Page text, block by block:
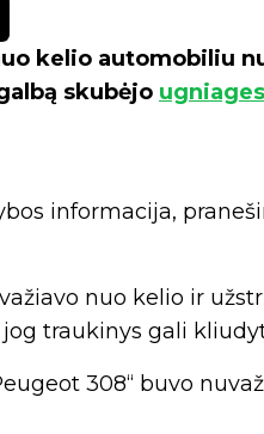
kelio automobiliu
skubėjo
informacija,
nuo kelio ir
traukinys gali
308“ buvo